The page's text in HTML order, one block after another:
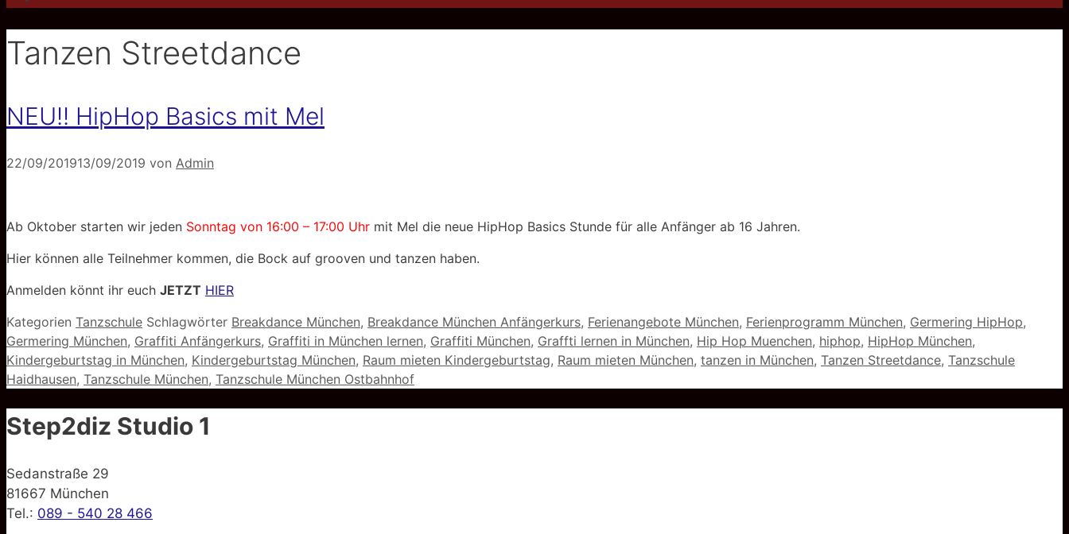
Tanzen Streetdance
NEU!! HipHop Basics mit Mel
22/09/201913/09/2019 von Admin
Ab Oktober starten wir jeden Sonntag von 16:00 – 17:00 Uhr mit Mel die neue HipHop Basics Stunde für alle Anfänger ab 16 Jahren.
Hier können alle Teilnehmer kommen, die Bock auf grooven und tanzen haben.
Anmelden könnt ihr euch JETZT HIER
Kategorien Tanzschule Schlagwörter Breakdance München, Breakdance München Anfängerkurs, Ferienangebote München, Ferienprogramm München, Germering HipHop,
Germering München, Graffiti Anfängerkurs, Graffiti in München lernen, Graffiti München, Graffti lernen in München, Hip Hop Muenchen, hiphop, HipHop München,
Kindergeburtstag in München, Kindergeburtstag München, Raum mieten Kindergeburtstag, Raum mieten München, tanzen in München, Tanzen Streetdance, Tanzschule
Haidhausen, Tanzschule München, Tanzschule München Ostbahnhof
Step2diz Studio 1
Sedanstraße 29
81667 München
Tel.: 089 - 540 28 466